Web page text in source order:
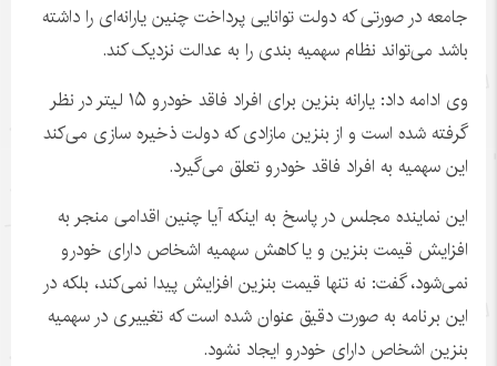
جامعه در صورتی که دولت توانایی پرداخت چنین یارانه‌ای را داشته
باشد می‌تواند نظام سهمیه بندی را به عدالت نزدیک کند.
وی ادامه داد: یارانه بنزین برای افراد فاقد خودرو ۱۵ لیتر در نظر
گرفته شده است و از بنزین مازادی که دولت ذخیره سازی می‌کند
این سهمیه به افراد فاقد خودرو تعلق می‌گیرد.
این نماینده مجلس در پاسخ به اینکه آیا چنین اقدامی منجر به
افزایش قیمت بنزین و یا کاهش سهمیه اشخاص دارای خودرو
نمی‌شود، گفت: نه تنها قیمت بنزین افزایش پیدا نمی‌کند، بلکه در
این برنامه به صورت دقیق عنوان شده است که تغییری در سهمیه
بنزین اشخاص دارای خودرو ایجاد نشود.